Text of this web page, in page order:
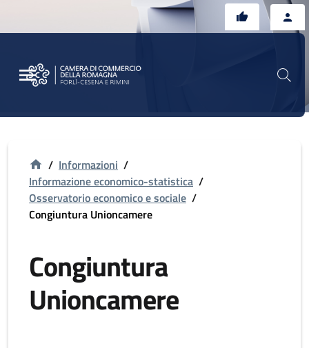
/ Informazioni /
Informazione economico-statistica /
Osservatorio economico e sociale /
Congiuntura Unioncamere
Congiuntura
Unioncamere